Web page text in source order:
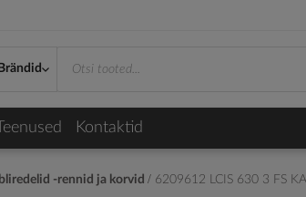
Brändid
Teenused Kontaktid
-rennid ja korvid 6209612 LCIS 630 3 FS